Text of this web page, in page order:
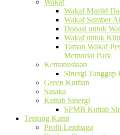
Wakaf
Wakaf Masjid
Wakaf Sumber
Donasi untuk
Wakaf untuk
Taman Wakaf
Memorial Park
Kemanusiaan
Sinergi Tanggap
Green Kurban
Sasaka
Kuttab Sinergi
SPMB Kuttab
Tentang Kami
Profil Lembaga